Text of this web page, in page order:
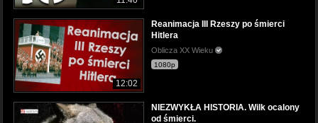
12:02
Reanimacja III Rzeszy po śmierci
Hitlera
Oblicza XX Wieku
1080p
NIEZWYKŁA HISTORIA. Wilk ocalony
od śmierci.